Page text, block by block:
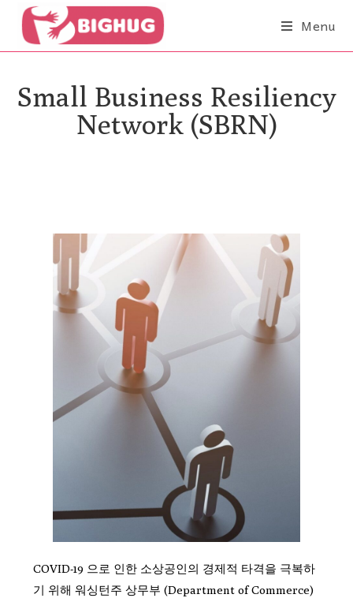
Menu
Small Business Resiliency
Network (SBRN)
COVID-19 으로 인한 소상공인의 경제적 타격을 극복하
기 위해 워싱턴주 상무부 (Department of Commerce)